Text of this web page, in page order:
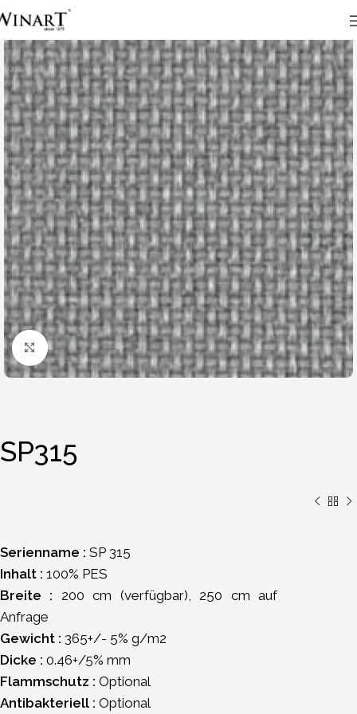
Click to enlarge
SP315
Serienname : SP 315
Inhalt : 100% PES
Breite : 200 cm (verfügbar), 250 cm auf
Anfrage
Gewicht : 365+/- 5% g/m2
Dicke : 0.46+/5% mm
Flammschutz : Optional
Antibakteriell : Optional